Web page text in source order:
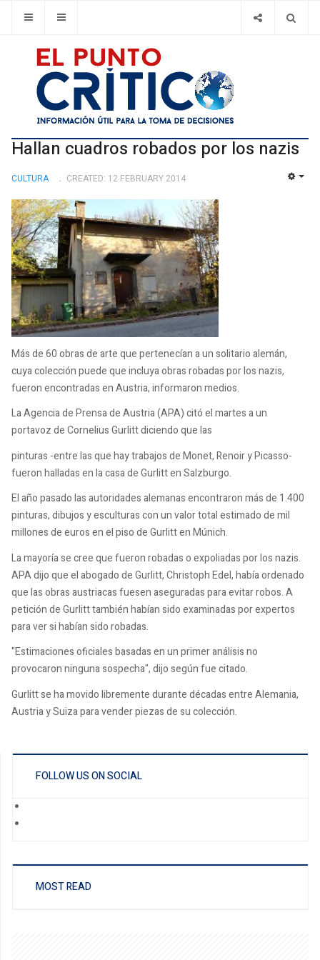
Hallan cuadros robados por los nazis
CULTURA CREATED: 12 FEBRUARY 2014
Más de 60 obras de arte que pertenecían a un solitario alemán,
cuya colección puede que incluya obras robadas por los nazis,
fueron encontradas en Austria, informaron medios.
La Agencia de Prensa de Austria (APA) citó el martes a un
portavoz de Cornelius Gurlitt diciendo que las
pinturas -entre las que hay trabajos de Monet, Renoir y Picasso-
fueron halladas en la casa de Gurlitt en Salzburgo.
El año pasado las autoridades alemanas encontraron más de 1.400
pinturas, dibujos y esculturas con un valor total estimado de mil
millones de euros en el piso de Gurlitt en Múnich.
La mayoría se cree que fueron robadas o expoliadas por los nazis.
APA dijo que el abogado de Gurlitt, Christoph Edel, había ordenado
que las obras austriacas fuesen aseguradas para evitar robos. A
petición de Gurlitt también habían sido examinadas por expertos
para ver si habían sido robadas.
"Estimaciones oficiales basadas en un primer análisis no
provocaron ninguna sospecha", dijo según fue citado.
Gurlitt se ha movido libremente durante décadas entre Alemania,
Austria y Suiza para vender piezas de su colección.
FOLLOW US ON SOCIAL
MOST READ